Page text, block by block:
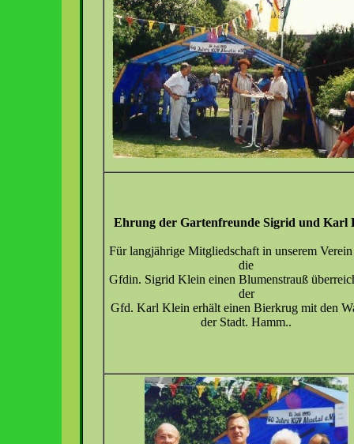
Ehrung der Gartenfreunde Sigrid und Karl
Für langjährige Mitgliedschaft in unserem
die
Gfdin. Sigrid Klein einen Blumenstrauß
der
Gfd. Karl Klein erhält einen Bierkrug mit den
der Stadt. Hamm..